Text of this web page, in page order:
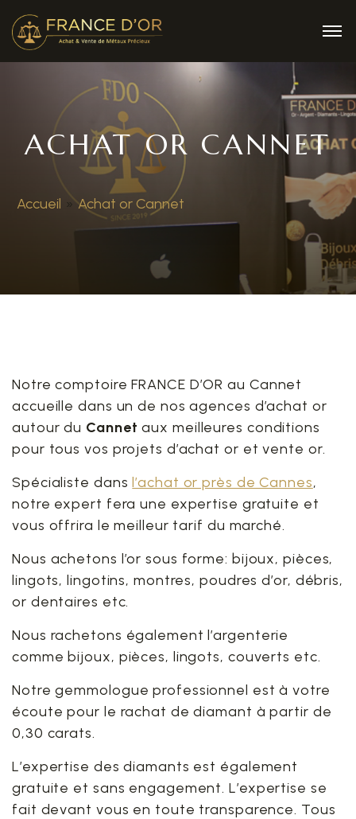
ACHAT OR CANNET
Accueil » Achat or Cannet
Notre comptoire FRANCE D’OR au Cannet
accueille dans un de nos agences d’achat or
autour du Cannet aux meilleures conditions
pour tous vos projets d’achat or et vente or.
Spécialiste dansl’achat or près de Cannes,
notre expert fera une expertise gratuite et
vous offrira le meilleur tarif du marché.
Nous achetons l’or sous forme: bijoux, pièces,
lingots, lingotins, montres, poudres d’or, débris,
or dentaires etc.
Nous rachetons également l’argenterie
comme bijoux, pièces, lingots, couverts etc.
Notre gemmologue professionnel est à votre
écoute pour le rachat de diamant à partir de
0,30 carats.
L’expertise des diamants est également
gratuite et sans engagement. L’expertise se
fait devant vous en toute transparence. Tous